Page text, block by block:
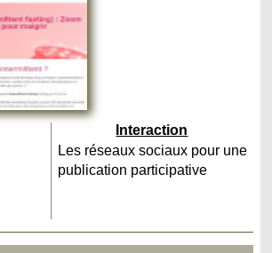
Interaction
Les réseaux sociaux pour une
publication participative